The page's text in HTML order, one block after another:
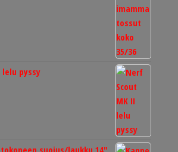
lelu pyssy
suojus/laukku 14"